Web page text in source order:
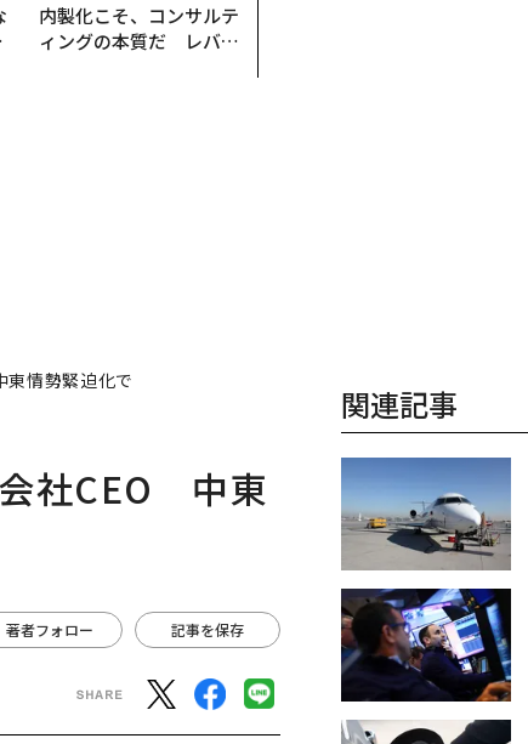
内製化こそ、コンサルテ
ィングの本質だ レバレ
情勢緊迫化で
社CEO 中東
著者フォロー 記事を保存
関連記事